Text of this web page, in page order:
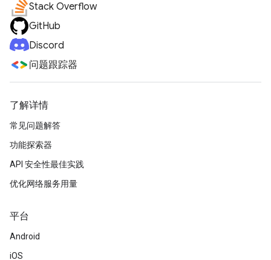
Stack Overflow
GitHub
Discord
问题跟踪器
了解详情
常见问题解答
功能探索器
API 安全性最佳实践
优化网络服务用量
平台
Android
iOS